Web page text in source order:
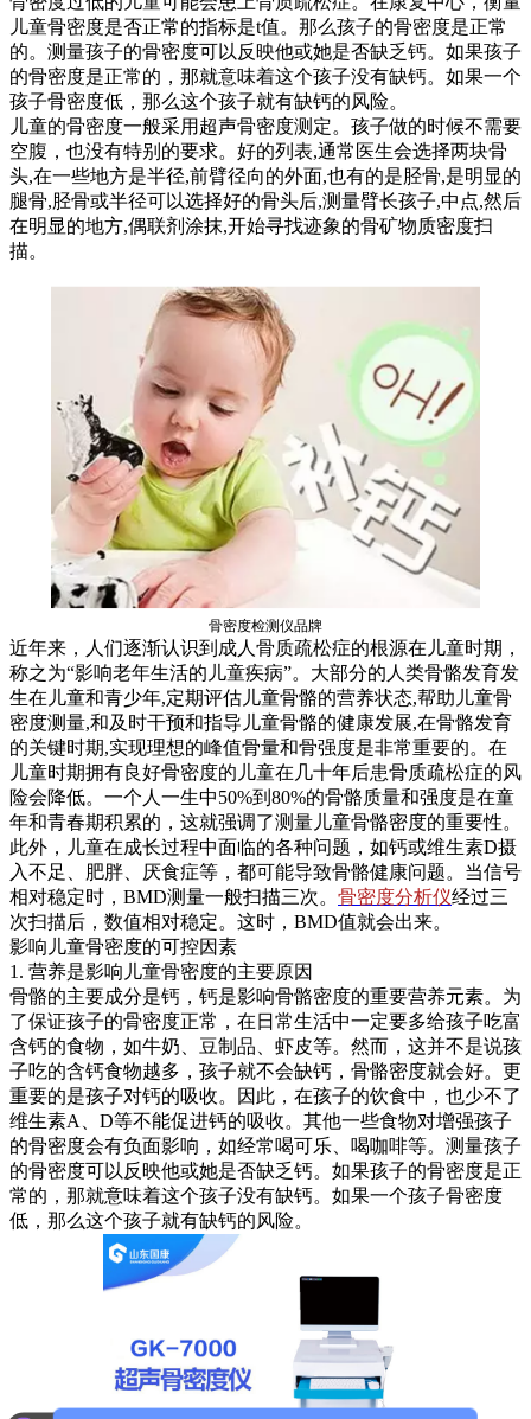
儿童骨密度是否正常的指标是t值。那么孩子的骨密度是正常
的。测量孩子的骨密度可以反映他或她是否缺乏钙。如果孩子
的骨密度是正常的，那就意味着这个孩子没有缺钙。如果一个
孩子骨密度低，那么这个孩子就有缺钙的风险。
儿童的骨密度一般采用超声骨密度测定。孩子做的时候不需要
空腹，也没有特别的要求。好的列表,通常医生会选择两块骨
头,在一些地方是半径,前臂径向的外面,也有的是胫骨,是明显的
腿骨,胫骨或半径可以选择好的骨头后,测量臂长孩子,中点,然后
在明显的地方,偶联剂涂抹,开始寻找迹象的骨矿物质密度扫
描。
骨密度检测仪品牌
近年来，人们逐渐认识到成人骨质疏松症的根源在儿童时期，
称之为“影响老年生活的儿童疾病”。大部分的人类骨骼发育发
生在儿童和青少年,定期评估儿童骨骼的营养状态,帮助儿童骨
密度测量,和及时干预和指导儿童骨骼的健康发展,在骨骼发育
的关键时期,实现理想的峰值骨量和骨强度是非常重要的。在
儿童时期拥有良好骨密度的儿童在几十年后患骨质疏松症的风
险会降低。一个人一生中50%到80%的骨骼质量和强度是在童
年和青春期积累的，这就强调了测量儿童骨骼密度的重要性。
此外，儿童在成长过程中面临的各种问题，如钙或维生素D摄
入不足、肥胖、厌食症等，都可能导致骨骼健康问题。当信号
相对稳定时，BMD测量一般扫描三次。 骨密度分析仪经过三
次扫描后，数值相对稳定。这时，BMD值就会出来。
影响儿童骨密度的可控因素
1. 营养是影响儿童骨密度的主要原因
骨骼的主要成分是钙，钙是影响骨骼密度的重要营养元素。为
了保证孩子的骨密度正常，在日常生活中一定要多给孩子吃富
含钙的食物，如牛奶、豆制品、虾皮等。然而，这并不是说孩
子吃的含钙食物越多，孩子就不会缺钙，骨骼密度就会好。更
重要的是孩子对钙的吸收。因此，在孩子的饮食中，也少不了
维生素A、D等不能促进钙的吸收。其他一些食物对增强孩子
的骨密度会有负面影响，如经常喝可乐、喝咖啡等。测量孩子
的骨密度可以反映他或她是否缺乏钙。如果孩子的骨密度是正
常的，那就意味着这个孩子没有缺钙。如果一个孩子骨密度
低，那么这个孩子就有缺钙的风险。